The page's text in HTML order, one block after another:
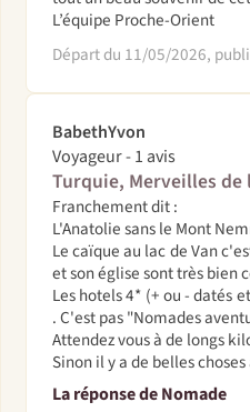
L’équipe Proche-Orient
Départ du 11/05/2026,
BabethYvon
Voyageur - 1 avis
Turquie, Merveilles de
Franchement dit :
L'Anatolie sans le Mont
Le caïque au lac de Van
et son église sont très bien
Les hotels 4* (+ ou - datés
. C'est pas "Nomades
Attendez vous à de longs
Sinon il y a de belles
La réponse de Nomade